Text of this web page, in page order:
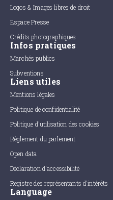
Logos & Images libres de droit
Espace Presse
Crédits photographiques
Infos pratiques
Marchés publics
Subventions
Liens utiles
Mentions légales
Politique de confidentialité
Politique d'utilisation des cookies
Règlement du parlement
Open data
Déclaration d'accessibilité
Registre des représentants d'intérêts
Language